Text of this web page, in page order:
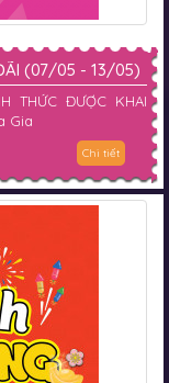
(07/05 - 13/05)
THỨC ĐƯỢC KHAI
Gia
Chi tiết